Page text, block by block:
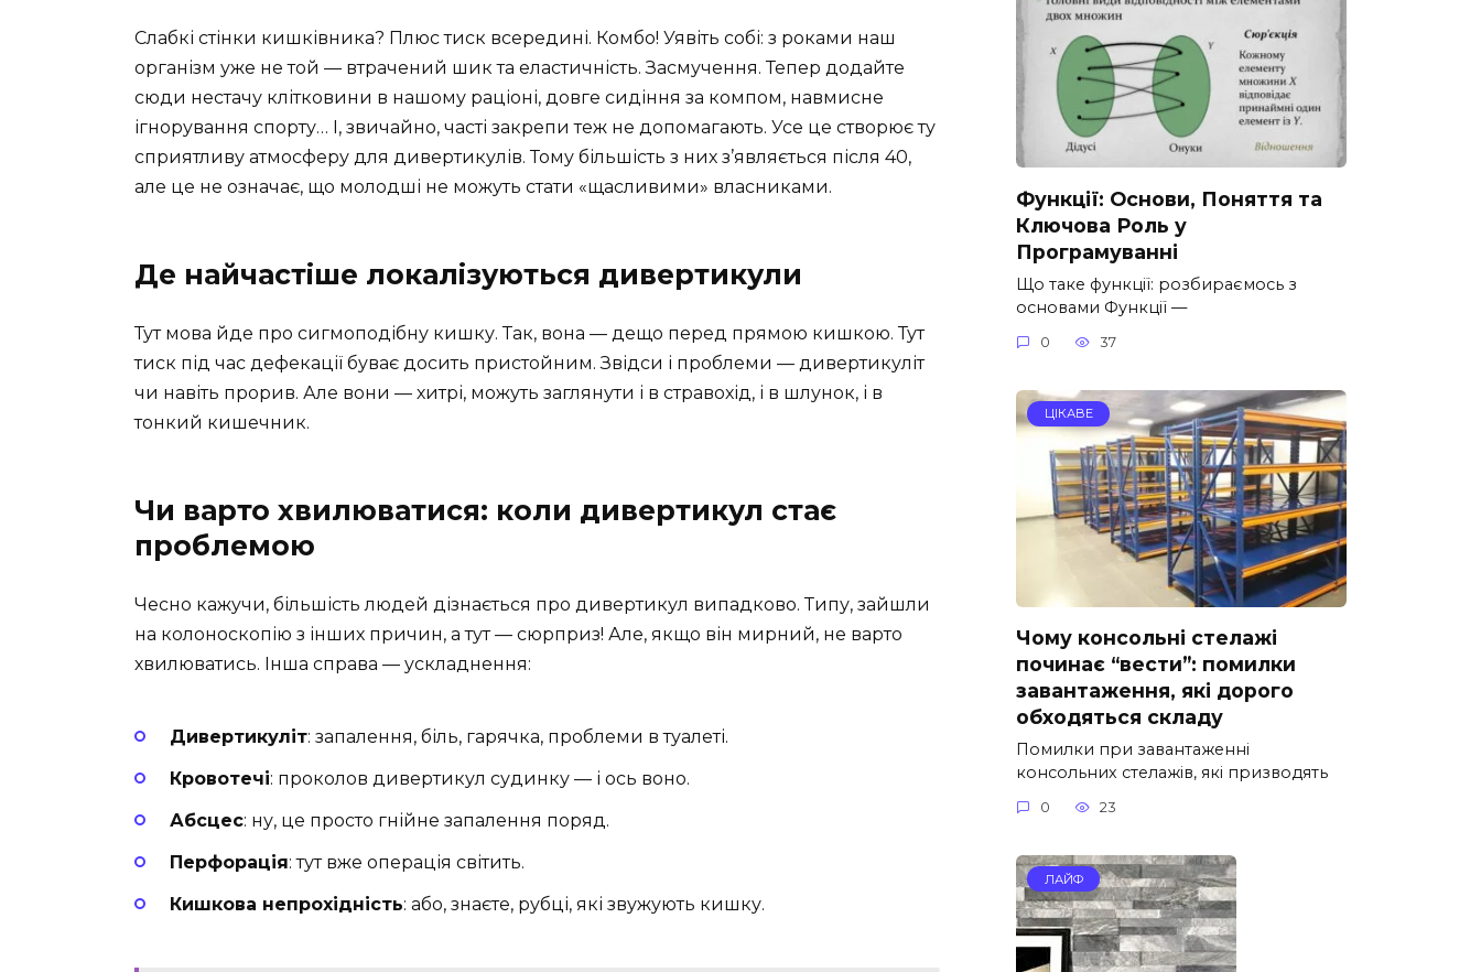
Слабкі стінки кишківника? Плюс тиск всередині. Комбо! Уявіть собі: з роками наш
організм уже не той — втрачений шик та еластичність. Засмучення. Тепер додайте
сюди нестачу клітковини в нашому раціоні, довге сидіння за компом, навмисне
ігнорування спорту… І, звичайно, часті закрепи теж не допомагають. Усе це створює ту
сприятливу атмосферу для дивертикулів. Тому більшість з них з’являється після 40,
але це не означає, що молодші не можуть стати «щасливими» власниками.
Де найчастіше локалізуються дивертикули
Тут мова йде про сигмоподібну кишку. Так, вона — дещо перед прямою кишкою. Тут
тиск під час дефекації буває досить пристойним. Звідси і проблеми — дивертикуліт
чи навіть прорив. Але вони — хитрі, можуть заглянути і в стравохід, і в шлунок, і в
тонкий кишечник.
Чи варто хвилюватися: коли дивертикул стає
проблемою
Чесно кажучи, більшість людей дізнається про дивертикул випадково. Типу, зайшли
на колоноскопію з інших причин, а тут — сюрприз! Але, якщо він мирний, не варто
хвилюватись. Інша справа — ускладнення:
Дивертикуліт: запалення, біль, гарячка, проблеми в туалеті.
Кровотечі: проколов дивертикул судинку — і ось воно.
Абсцес: ну, це просто гнійне запалення поряд.
Перфорація: тут вже операція світить.
Кишкова непрохідність: або, знаєте, рубці, які звужують кишку.
Функції: Основи, Поняття та
Ключова Роль у
Програмуванні
Що таке функції: розбираємось з
основами Функції —
0 37
ЦІКАВЕ
Чому консольні стелажі
починає “вести”: помилки
завантаження, які дорого
обходяться складу
Помилки при завантаженні
консольних стелажів, які призводять
0 23
ЛАЙФ